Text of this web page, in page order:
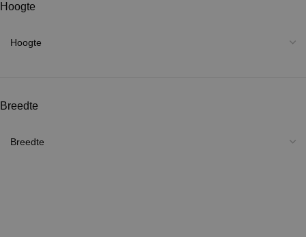
Hoogte
Breedte